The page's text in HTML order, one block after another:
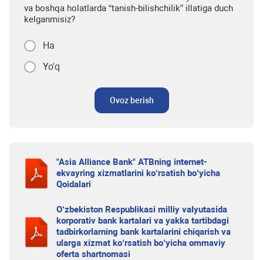
va boshqa holatlarda “tanish-bilishchilik” illatiga duch
kelganmisiz?
Ha
Yo'q
Ovoz berish
"Asia Alliance Bank" ATBning internet-
ekvayring xizmatlarini ko‘rsatish bo‘yicha
Qoidalari
O‘zbekiston Respublikasi milliy valyutasida
korporativ bank kartalari va yakka tartibdagi
tadbirkorlarning bank kartalarini chiqarish va
ularga xizmat ko‘rsatish bo‘yicha ommaviy
oferta shartnomasi